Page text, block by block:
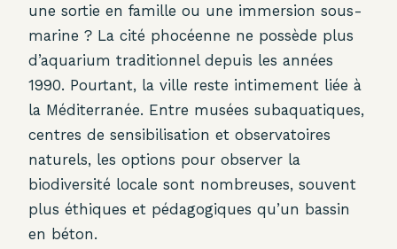
une sortie en famille ou une immersion sous-
marine ? La cité phocéenne ne possède plus
d’aquarium traditionnel depuis les années
1990. Pourtant, la ville reste intimement liée à
la Méditerranée. Entre musées subaquatiques,
centres de sensibilisation et observatoires
naturels, les options pour observer la
biodiversité locale sont nombreuses, souvent
plus éthiques et pédagogiques qu’un bassin
en béton.